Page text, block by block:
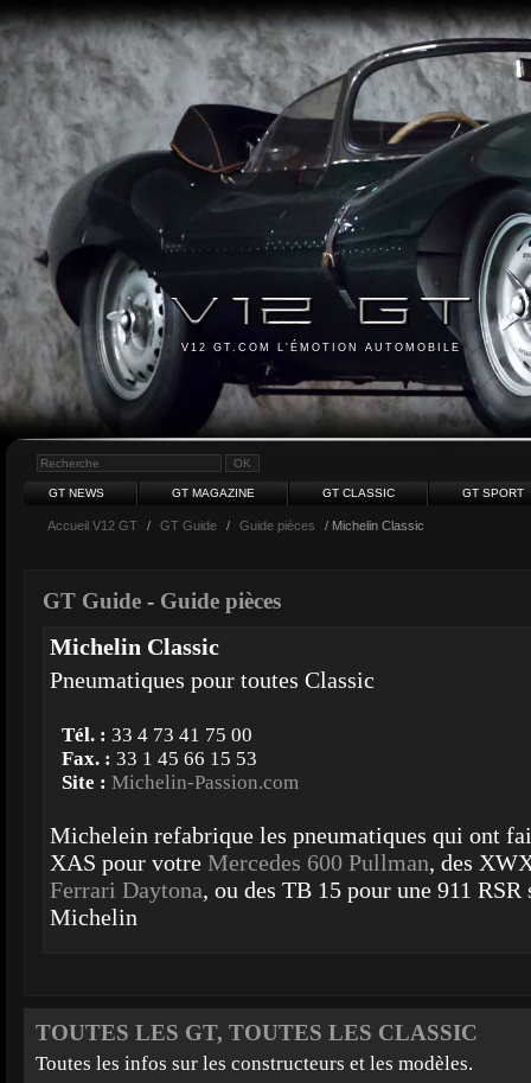
V12 GT.COM L'ÉMOTION AUTOMOBILE
GT NEWS GT MAGAZINE GT CLASSIC GT SPORT
Accueil V12 GT / GT Guide / Guide pièces / Michelin Classic
GT Guide - Guide pièces
Michelin Classic
Pneumatiques pour toutes Classic
Tél. : 33 4 73 41 75 00
Fax. : 33 1 45 66 15 53
Site : Michelin-Passion.com
Michelein refabrique les pneumatiques qui ont
XAS pour votre Mercedes 600 Pullman, des
Ferrari Daytona, ou des TB 15 pour une 911
Michelin
TOUTES LES GT, TOUTES LES CLASSIC
Toutes les infos sur les constructeurs et les modèles.